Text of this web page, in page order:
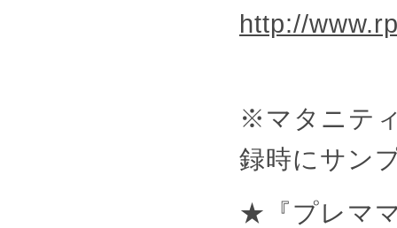
http://
※マタニテ
録時にサン
★『プレマ